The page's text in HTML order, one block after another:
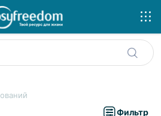
Фильтр